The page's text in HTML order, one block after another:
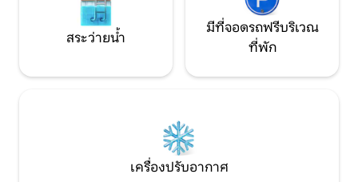
สระว่ายน้ำ
มีที่จอดรถฟรีบริเวณ
ที่พัก
เครื่องปรับอากาศ